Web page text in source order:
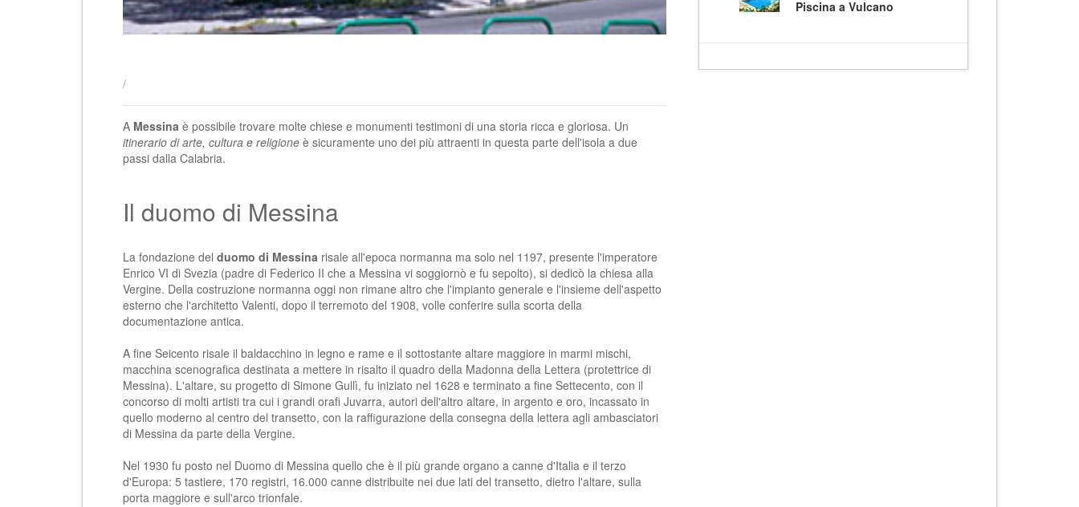
/
A Messina è possibile trovare molte chiese e monumenti testimoni di una storia ricca e gloriosa. Un
itinerario di arte, cultura e religione è sicuramente uno dei più attraenti in questa parte dell'isola a due
passi dalla Calabria.
Il duomo di Messina
La fondazione del duomo di Messina risale all'epoca normanna ma solo nel 1197, presente l'imperatore
Enrico VI di Svezia (padre di Federico II che a Messina vi soggiornò e fu sepolto), si dedicò la chiesa alla
Vergine. Della costruzione normanna oggi non rimane altro che l'impianto generale e l'insieme dell'aspetto
esterno che l'architetto Valenti, dopo il terremoto del 1908, volle conferire sulla scorta della
documentazione antica.
A fine Seicento risale il baldacchino in legno e rame e il sottostante altare maggiore in marmi mischi,
macchina scenografica destinata a mettere in risalto il quadro della Madonna della Lettera (protettrice di
Messina). L'altare, su progetto di Simone Gullì, fu iniziato nel 1628 e terminato a fine Settecento, con il
concorso di molti artisti tra cui i grandi orafi Juvarra, autori dell'altro altare, in argento e oro, incassato in
quello moderno al centro del transetto, con la raffigurazione della consegna della lettera agli ambasciatori
di Messina da parte della Vergine.
Nel 1930 fu posto nel Duomo di Messina quello che è il più grande organo a canne d'Italia e il terzo
d'Europa: 5 tastiere, 170 registri, 16.000 canne distribuite nei due lati del transetto, dietro l'altare, sulla
porta maggiore e sull'arco trionfale.
Piscina a Vulcano